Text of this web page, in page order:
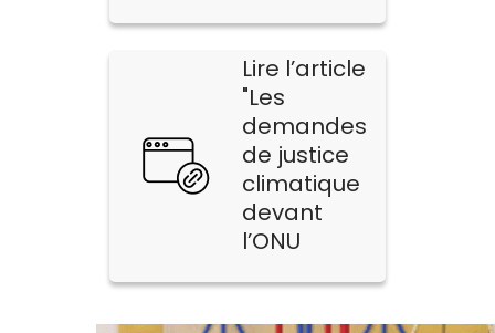
Lire l’article
"Les
demandes
de justice
climatique
devant
l’ONU